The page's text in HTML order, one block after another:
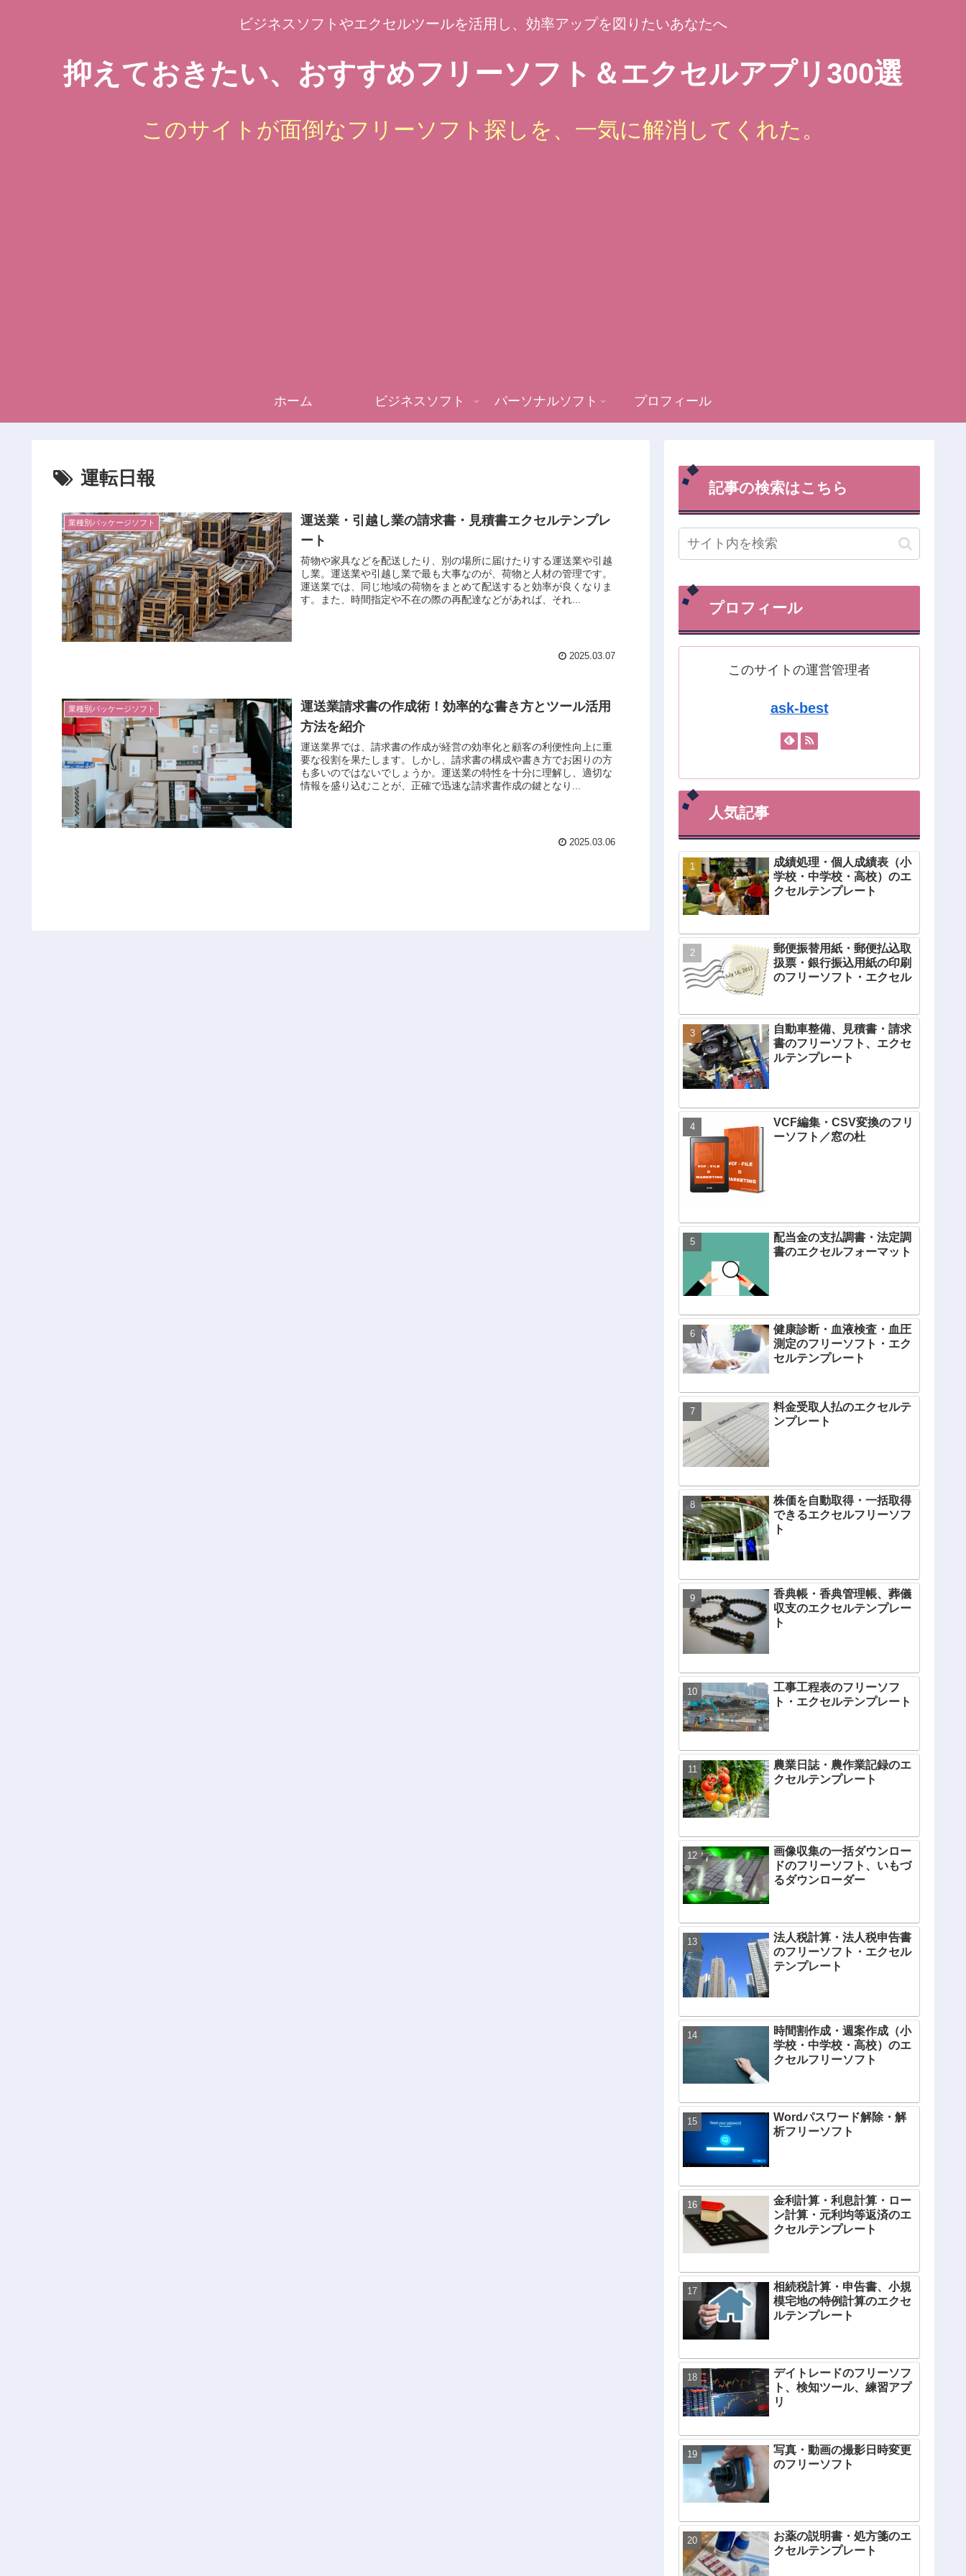
ビジネスソフトやエクセルツールを活用し、効率アップを図りたいあなたへ
抑えておきたい、おすすめフリーソフト＆エクセルアプリ300選
このサイトが面倒なフリーソフト探しを、一気に解消してくれた。
ホーム ビジネスソフト パーソナルソフト プロフィール
運転日報
業種別パッケージソフト
運送業・引越し業の請求書・見積書エクセルテンプレ
ート
荷物や家具などを配送したり、別の場所に届けたりする運送業や引越
し業。運送業や引越し業で最も大事なのが、荷物と人材の管理です。
運送業では、同じ地域の荷物をまとめて配送すると効率が良くなりま
す。また、時間指定や不在の際の再配達などがあれば、それ...
2025.03.07
業種別パッケージソフト
運送業請求書の作成術！効率的な書き方とツール活用
方法を紹介
運送業界では、請求書の作成が経営の効率化と顧客の利便性向上に重
要な役割を果たします。しかし、請求書の構成や書き方でお困りの方
も多いのではないでしょうか。運送業の特性を十分に理解し、適切な
情報を盛り込むことが、正確で迅速な請求書作成の鍵となり...
2025.03.06
記事の検索はこちら
プロフィール
このサイトの運営管理者
ask-best
人気記事
成績処理・個人成績表（小
学校・中学校・高校）のエ
クセルテンプレート
郵便振替用紙・郵便払込取
扱票・銀行振込用紙の印刷
のフリーソフト・エクセル
自動車整備、見積書・請求
書のフリーソフト、エクセ
ルテンプレート
VCF編集・CSV変換のフリ
ーソフト／窓の杜
配当金の支払調書・法定調
書のエクセルフォーマット
健康診断・血液検査・血圧
測定のフリーソフト・エク
セルテンプレート
料金受取人払のエクセルテ
ンプレート
株価を自動取得・一括取得
できるエクセルフリーソフ
ト
香典帳・香典管理帳、葬儀
収支のエクセルテンプレー
ト
工事工程表のフリーソフ
ト・エクセルテンプレート
農業日誌・農作業記録のエ
クセルテンプレート
画像収集の一括ダウンロー
ドのフリーソフト、いもづ
るダウンローダー
法人税計算・法人税申告書
のフリーソフト・エクセル
テンプレート
時間割作成・週案作成（小
学校・中学校・高校）のエ
クセルフリーソフト
Wordパスワード解除・解
析フリーソフト
金利計算・利息計算・ロー
ン計算・元利均等返済のエ
クセルテンプレート
相続税計算・申告書、小規
模宅地の特例計算のエクセ
ルテンプレート
デイトレードのフリーソフ
ト、検知ツール、練習アプ
リ
写真・動画の撮影日時変更
のフリーソフト
お薬の説明書・処方箋のエ
クセルテンプレート